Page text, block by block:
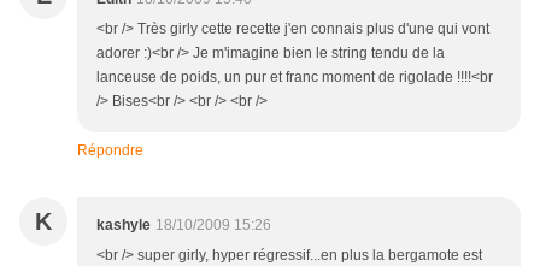
<br /> Très girly cette recette j'en connais plus d'une qui vont
adorer :)<br /> Je m'imagine bien le string tendu de la
lanceuse de poids, un pur et franc moment de rigolade !!!!<br
/> Bises<br /> <br /> <br />
Répondre
K kashyle 18/10/2009 15:26
<br /> super girly, hyper régressif...en plus la bergamote est